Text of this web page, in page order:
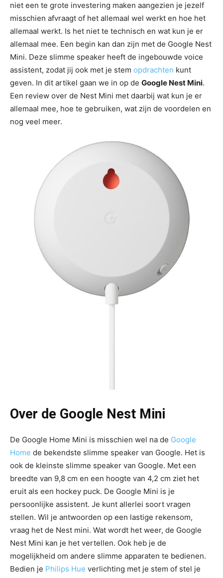
niet een te grote investering maken aangezien je jezelf
misschien afvraagt of het allemaal wel werkt en hoe het
allemaal werkt. Is het niet te technisch en wat kun je er
allemaal mee. Een begin kan dan zijn met de Google Nest
Mini. Deze slimme speaker heeft de ingebouwde voice
assistent, zodat jij ook met je stem opdrachten kunt
geven. In dit artikel gaan we in op de Google Nest Mini.
Een review over de Nest Mini met daarbij wat kun je er
allemaal mee, hoe te gebruiken, wat zijn de voordelen en
nog veel meer.
Over de Google Nest Mini
De Google Home Mini is misschien wel na de Google
Home de bekendste slimme speaker van Google. Het is
ook de kleinste slimme speaker van Google. Met een
breedte van 9,8 cm en een hoogte van 4,2 cm ziet het
eruit als een hockey puck. De Google Mini is je
persoonlijke assistent. Je kunt allerlei soort vragen
stellen. Wil je antwoorden op een lastige rekensom,
vraag het de Nest mini. Wat wordt het weer, de Google
Nest Mini kan je het vertellen. Ook heb je de
mogelijkheid om andere slimme apparaten te bedienen.
Bedien je Philips Hue verlichting met je stem of stel je